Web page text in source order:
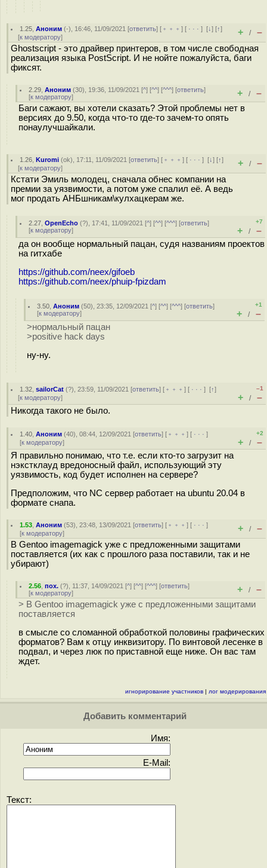
1.25 ,Аноним (-), 16:46, 11/09/2021 [ответить] [ ﹢﹢﹢] [ · · ·][↓] [↑]
[к модератору] + / –
Ghostscript - это драйвер принтеров, в том числе свободная
реализация языка PostScript. И не нойте пожалуйста, баги
фиксят.
2.29 ,Аноним (30), 19:36, 11/09/2021 [^] [^^] [^^^] [ответить]
[к модератору] + / –
Баги сажают, вы хотели сказать? Этой проблемы нет в
версиях до 9.50, когда что-то где-то зачем-то опять
понаулучшайкали.
1.26 ,Kuromi (ok), 17:11, 11/09/2021 [ответить] [ ﹢﹢﹢] [ · · ·][↓] [↑]
[к модератору] + / –
Кстати Эмиль молодец, сначала обнес компании на
премии за уязвимости, а потом уже спалил её. А ведь
мог продать АНБшникам\кулхацкерам же.
2.27 ,OpenEcho (?), 17:41, 11/09/2021 [^] [^^] [^^^] [ответить]
[к модератору]
+7
+ / –
да он вообще нормальный пацан, судя названиям проектов
на гитхабе
https://github.com/neex/gifoeb
https://github.com/neex/phuip-fpizdam
3.50 ,Аноним (50), 23:35, 12/09/2021 [^] [^^] [^^^] [ответить]
[к модератору]
+1
+ / –
>нормальный пацан
>positive hack days
ну-ну.
1.32 ,sailorCat (?), 23:59, 11/09/2021 [ответить] [ ﹢﹢﹢] [ · · ·][↑]
[к модератору]
–1
+ / –
Никогда такого не было.
1.40 ,Аноним (40), 08:44, 12/09/2021 [ответить] [ ﹢﹢﹢] [ · · ·]
[к модератору]
+2
+ / –
Я правильно понимаю, что т.е. если кто-то загрузит на
нэкстклауд вредоносный файл, использующий эту
уязвимость, код будет исполнен на сервере?
Предположим, что NC сервер работает на ubuntu 20.04 в
формате снапа.
1.53 ,Аноним (53), 23:48, 13/09/2021 [ответить] [ ﹢﹢﹢] [ · · ·]
[к модератору] + / –
В Gentoo imagemagick уже с предложенными защитами
поставляется (их как с прошлого раза поставили, так и не
убирают)
2.56 ,пох. (?), 11:37, 14/09/2021 [^] [^^] [^^^] [ответить]
[к модератору] + / –
> В Gentoo imagemagick уже с предложенными защитами
поставляется
в смысле со сломанной обработкой половины графических
форматов? Вам к отцу инквизитору. По винтовой лесенке в
подвал, и через люк по приставной еще ниже. Он вас там
ждет.
игнорирование участников | лог модерирования
Добавить комментарий
Имя:
E-Mail:
Текст: